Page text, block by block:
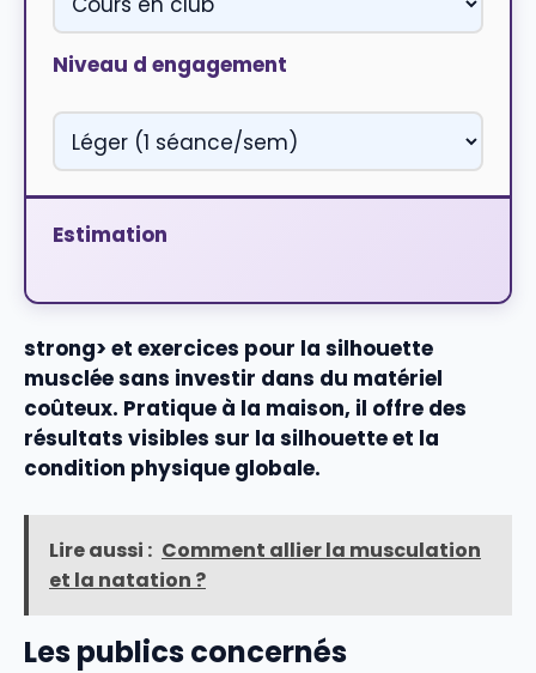
Niveau d engagement
Estimation
strong> et exercices pour la silhouette
muscléesans investir dans du matériel
coûteux. Pratique à la maison, il offre des
résultats visibles sur la silhouetteet la
condition physique globale.
Lire aussi : Comment allier la musculation
et la natation ?
Les publics concernés